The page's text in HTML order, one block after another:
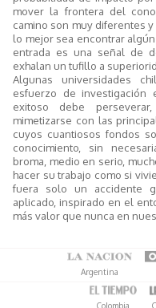
mover la frontera del
camino son muy diferentes
lo mejor sea encontrar
entrada es una señal de
exhalan un tufillo a
Algunas universidades
esfuerzo de investigación
exitoso debe
mimetizarse con las
cuyos cuantiosos fondos
conocimiento, sin
broma, medio en serio,
hacer su trabajo como si
fuera solo un accidente
aplicado, inspirado en el
más valor que nunca en
Argentina
Colombia